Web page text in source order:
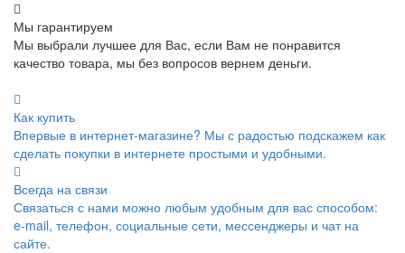
Мы гарантируем
Мы выбрали лучшее для Вас, если Вам не понравится
качество товара, мы без вопросов вернем деньги.
Как купить
Впервые в интернет-магазине? Мы с радостью подскажем как
сделать покупки в интернете простыми и удобными.
Всегда на связи
Связаться с нами можно любым удобным для вас способом:
e-mail, телефон, социальные сети, мессенджеры и чат на
сайте.